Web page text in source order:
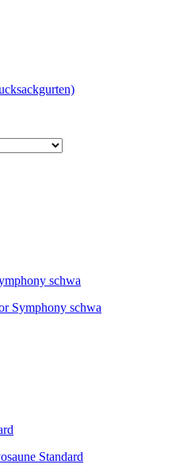
Symphony schwa
Standard